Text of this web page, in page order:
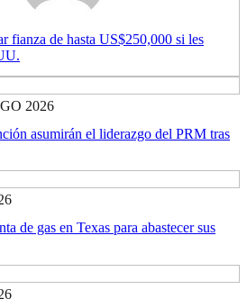
fianza de hasta US$250,000 si les
2026
asumirán el liderazgo del PRM tras
de gas en Texas para abastecer sus